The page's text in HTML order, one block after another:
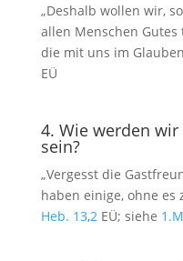
„Deshalb wollen wir,
allen Menschen
die mit uns im
EÜ
4. Wie werden
sein?
„Vergesst die
haben einige, ohne es
Heb. 13,2EÜ; siehe